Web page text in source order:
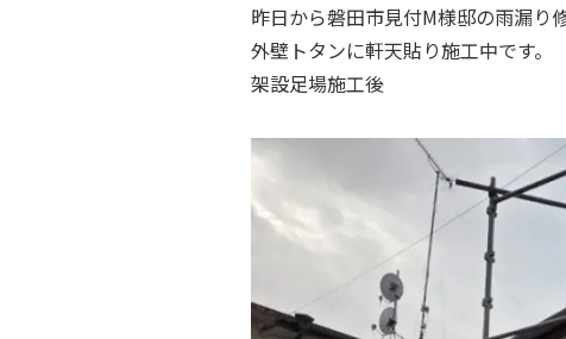
昨日から磐田市見付M様邸の雨漏り
外壁トタンに軒天貼り施工中です。
架設足場施工後